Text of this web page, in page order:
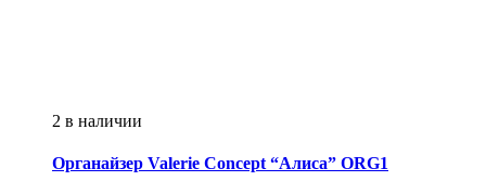
2 в наличии
Органайзер Valerie Concept “Алиса” ORG1